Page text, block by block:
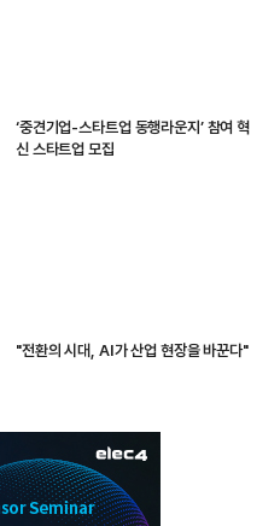
‘중견기업-스타트업 동행라운지’ 참여 혁
신 스타트업 모집
"전환의 시대, AI가 산업 현장을 바꾼다"